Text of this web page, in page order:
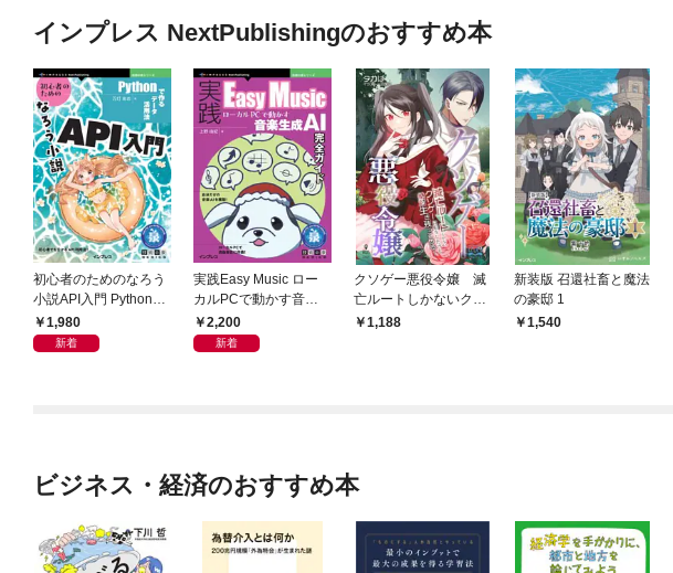
インプレス NextPublishingのおすすめ本
初心者のためのなろう
小説API入門 Pythonで
作るデータ活用法
1,980
新着
実践Easy Music ロー
カルPCで動かす音楽
生成AI完全ガイド
2,200
新着
クソゲー悪役令嬢 滅
亡ルートしかないクソ
ゲーに転生したけど、
1,188
新装版 召還社畜と魔法
の豪邸 1
1,540
ビジネス・経済のおすすめ本